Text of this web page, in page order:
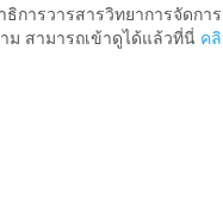
วารสารวิทยาการจัดการ
ม สามารถเข้าดูได้แล้วที่นี่ ค